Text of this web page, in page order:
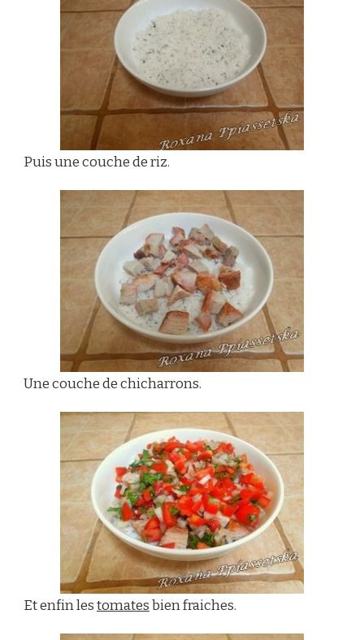
Puis une couche de riz.
Une couche de chicharrons.
Et enfin lestomatesbien fraiches.